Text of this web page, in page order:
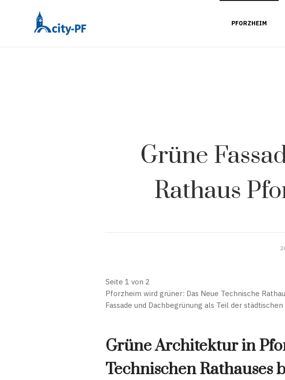
PFORZHEIM
Grüne
Rathaus
Seite 1 von 2
Pforzheim wird grüner: Das Neue Technische
Fassade und Dachbegrünung als Teil der
Grüne Architektur in
Technischen Rathauses